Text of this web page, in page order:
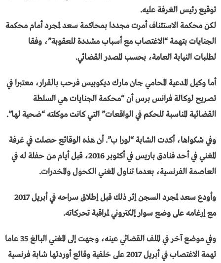
توقيع رئيس الغرفة عليه.
لكن محكمة الاستئناف أمرت مجددا بمحاكمة سعد لمجرد أمام محكمة
الجنايات بتهمة “الاغتصاب مع أسباب مشددة للعقوبة”، وفقا
لطلبات النيابة العامة، بحسب المصدر القضائي.
أما وكيل المدعية المحامي جان مارك ديكوبيس فرحب بالقرار، معتبرا في
تصريح لوكالة فرانس برس أن “محكمة الجنايات هي السلطة
القضائية المناسبة للحكم في الواقعات” التي كانت موكلته “ضحية لها”.
وفي شكواها، أكدت الشابة “لورا ب”. أن هذه الوقائع حصلت في غرفة
المغني في أحد فنادق باريس في أكتوبر 2016، قبل أيام من حفلة له في
العاصمة الفرنسية، بعدما تناول المغني الكحول والمخدرات.
وأودع سعد لمجرد السجن إثر ذلك قبل إطلاق سراحه في أبريل 2017
مع إرغامه على وضع سوار إلكتروني لمراقبة تحركاته.
وفي موضع آخر في الملف القضائي عينه، وجهت إلى المغني البالغ 35 عاما
تهمة الاغتصاب في أبريل 2017 على خلفية وقائع أوردتها شابة فرنسية